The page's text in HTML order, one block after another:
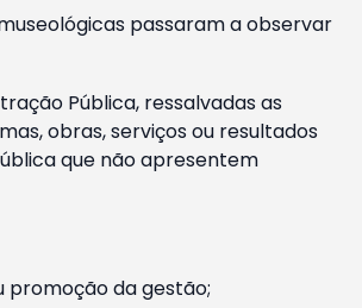
passaram a observar
Pública, ressalvadas as
obras, serviços ou resultados
que não apresentem
promoção da gestão;